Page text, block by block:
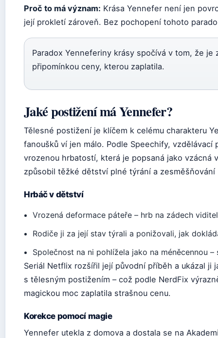
Proč to má význam: Krása Yennefer není jen
její prokletí zároveň. Bez pochopení tohoto
Paradox Yenneferiny krásy spočívá v tom, že je
připomínkou ceny, kterou zaplatila.
Jaké postižení má Yennefer?
Tělesné postižení je klíčem k celému charakteru
fanoušků ví jen málo. Podle Speechify,
vrozenou hrbatostí, která je popsaná jako vzácná
způsobil těžké dětství plné týrání a
Hrbáč v dětství
Vrozená deformace páteře – hrb na zádech
Rodiče ji za její stav týrali a ponižovali, jak
Společnost na ni pohlížela jako na méněcennou
Seriál Netflix rozšířil její původní příběh a ukázal ji
s tělesným postižením – což podle NerdFix
magickou moc zaplatila strašnou cenu.
Korekce pomocí magie
Yennefer utekla z domova a dostala se na